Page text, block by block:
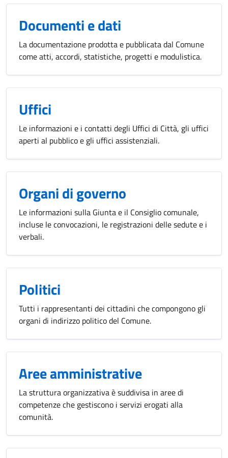
Documenti e dati
La documentazione prodotta e pubblicata dal Comune
come atti, accordi, statistiche, progetti e modulistica.
Uffici
Le informazioni e i contatti degli Uffici di Città, gli uffici
aperti al pubblico e gli uffici assistenziali.
Organi di governo
Le informazioni sulla Giunta e il Consiglio comunale,
incluse le convocazioni, le registrazioni delle sedute e i
verbali.
Politici
Tutti i rappresentanti dei cittadini che compongono gli
organi di indirizzo politico del Comune.
Aree amministrative
La struttura organizzativa è suddivisa in aree di
competenze che gestiscono i servizi erogati alla
comunità.